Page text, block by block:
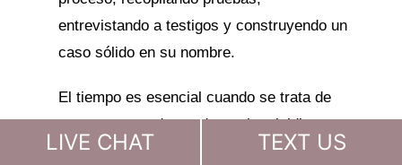
entrevistando a testigos y construyendo un
caso sólido en su nombre.
El tiempo es esencial cuando se trata de
presentar una demanda por homicidio
culposo. No se demore en ponerse en
LIVE CHAT TEXT US